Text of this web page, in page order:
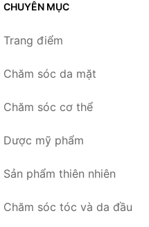
CHUYÊN MỤC
Trang điểm
Chăm sóc da mặt
Chăm sóc cơ thể
Dược mỹ phẩm
Sản phẩm thiên nhiên
Chăm sóc tóc và da đầu